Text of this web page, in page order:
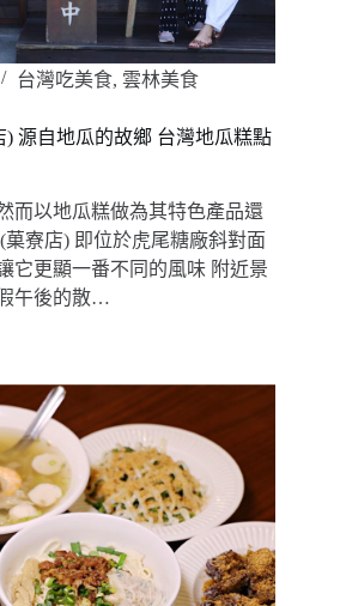
台灣吃美食, 雲林美食
源自地瓜的故鄉 台灣地瓜糕點
而以地瓜糕做為其特色產品還
寮店) 即位於虎尾糖廠斜對面
它更顯一番不同的風味 附近景
午後的散…